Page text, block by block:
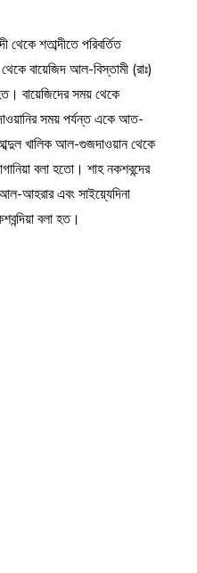
থেকে শতাব্দীতে পরিবর্তিত
বায়েজিদ আল-বিস্তামী (রাঃ)
বায়েজিদের সময় থেকে
সময় পর্যন্ত একে আত-
খালিক আল-গুজদাওয়ান থেকে
বলা হতো। শাহ নকশবন্দের
আহরার এবং সাইয়্যেদিনা
বলা হত।